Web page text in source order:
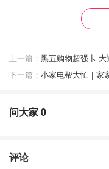
上一篇： 黑五购物超强卡
下一篇：
问大家0
评论